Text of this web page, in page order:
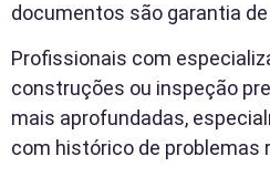
documentos são garantia
Profissionais com
construções ou inspeção
mais aprofundadas,
com histórico de problemas